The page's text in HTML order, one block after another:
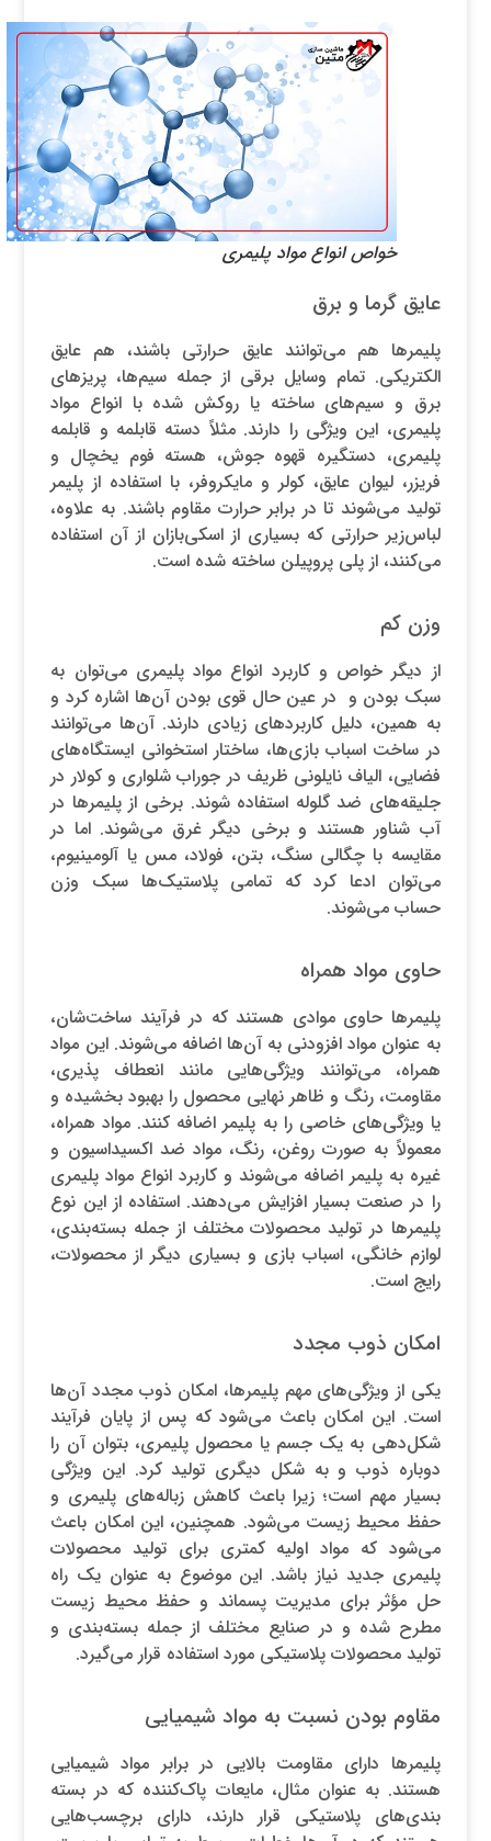
خواص انواع مواد پلیمری
عایق گرما و برق
پلیمرها هم می‌توانند عایق حرارتی باشند، هم عایق
الکتریکی. تمام وسایل برقی از جمله سیم‌ها، پریزهای
برق و سیم‌های ساخته یا روکش شده با انواع مواد
پلیمری، این ویژگی را دارند. مثلاً دسته قابلمه و قابلمه
پلیمری، دستگیره قهوه جوش، هسته فوم یخچال و
فریزر، لیوان عایق، کولر و مایکروفر، با استفاده از پلیمر
تولید می‌شوند تا در برابر حرارت مقاوم باشند. به علاوه،
لباس‌زیر حرارتی که بسیاری از اسکی‌بازان از آن استفاده
می‌کنند، از پلی پروپیلن ساخته شده است.
وزن کم
از دیگر خواص و کاربرد انواع مواد پلیمری می‌توان به
سبک بودن و در عین حال قوی بودن آن‌ها اشاره کرد و
به همین، دلیل کاربردهای زیادی دارند. آن‌ها می‌توانند
در ساخت اسباب بازی‌ها، ساختار استخوانی ایستگاه‌های
فضایی، الیاف نایلونی ظریف در جوراب شلواری و کولار در
جلیقه‌های ضد گلوله استفاده شوند. برخی از پلیمرها در
آب شناور هستند و برخی دیگر غرق می‌شوند. اما در
مقایسه با چگالی سنگ، بتن، فولاد، مس یا آلومینیوم،
می‌توان ادعا کرد که تمامی پلاستیک‌ها سبک وزن
حساب می‌شوند.
حاوی مواد همراه
پلیمرها حاوی موادی هستند که در فرآیند ساخت‌شان،
به عنوان مواد افزودنی به آن‌ها اضافه می‌شوند. این مواد
همراه، می‌توانند ویژگی‌هایی مانند انعطاف پذیری،
مقاومت، رنگ و ظاهر نهایی محصول را بهبود بخشیده و
یا ویژگی‌های خاصی را به پلیمر اضافه کنند. مواد همراه،
معمولاً به صورت روغن، رنگ، مواد ضد اکسیداسیون و
غیره به پلیمر اضافه می‌شوند و کاربرد انواع مواد پلیمری
را در صنعت بسیار افزایش می‌دهند. استفاده از این نوع
پلیمرها در تولید محصولات مختلف از جمله بسته‌بندی،
لوازم خانگی، اسباب بازی و بسیاری دیگر از محصولات،
رایج است.
امکان ذوب مجدد
یکی از ویژگی‌های مهم پلیمرها، امکان ذوب مجدد آن‌ها
است. این امکان باعث می‌شود که پس از پایان فرآیند
شکل‌دهی به یک جسم یا محصول پلیمری، بتوان آن را
دوباره ذوب و به شکل دیگری تولید کرد. این ویژگی
بسیار مهم است؛ زیرا باعث کاهش زباله‌های پلیمری و
حفظ محیط زیست می‌شود. همچنین، این امکان باعث
می‌شود که مواد اولیه کمتری برای تولید محصولات
پلیمری جدید نیاز باشد. این موضوع به عنوان یک راه
حل مؤثر برای مدیریت پسماند و حفظ محیط زیست
مطرح شده و در صنایع مختلف از جمله بسته‌بندی و
تولید محصولات پلاستیکی مورد استفاده قرار می‌گیرد.
مقاوم بودن نسبت به مواد شیمیایی
پلیمرها دارای مقاومت بالایی در برابر مواد شیمیایی
هستند. به عنوان مثال، مایعات پاک‌کننده که در بسته
بندی‌های پلاستیکی قرار دارند، دارای برچسب‌هایی